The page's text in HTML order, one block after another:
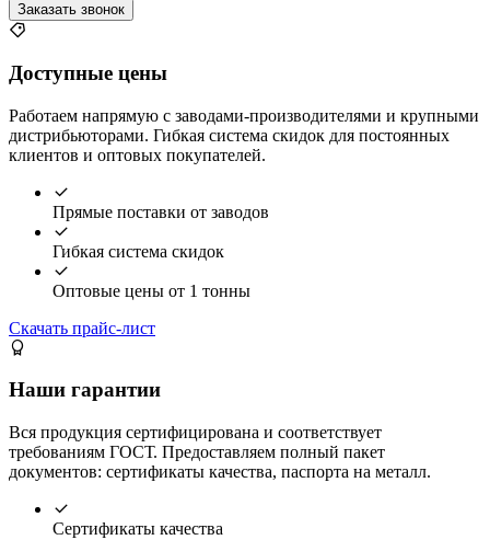
Заказать звонок
Доступные цены
Работаем напрямую с заводами-производителями и крупными
дистрибьюторами. Гибкая система скидок для постоянных
клиентов и оптовых покупателей.
Прямые поставки от заводов
Гибкая система скидок
Оптовые цены от 1 тонны
Скачать прайс-лист
Наши гарантии
Вся продукция сертифицирована и соответствует
требованиям ГОСТ. Предоставляем полный пакет
документов: сертификаты качества, паспорта на металл.
Сертификаты качества